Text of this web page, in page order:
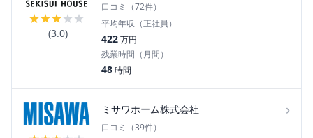
★★★★★
(3.0)
口コミ（72件）
平均年収（正社員）
422万円
残業時間（月間）
48時間
ミサワホーム株式会社 ›
口コミ（39件）